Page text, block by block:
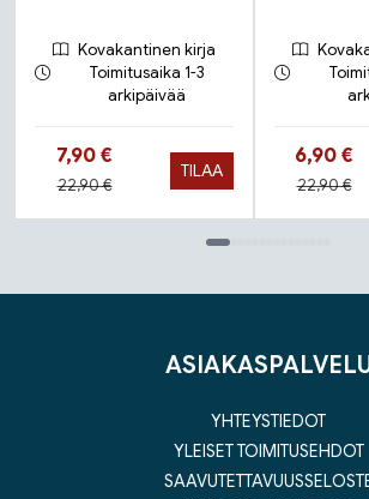
Kovakantinen kirja
Toimitusaika 1-3
arkipäivää
Hinta nyt
7,90 €
Hinta aiemmin
22,90 €
TILAA
Hinta nyt
6,90 €
Hinta
22,90 €
YHTEYSTIEDOT
YLEISET TOIMITUSEHDOT